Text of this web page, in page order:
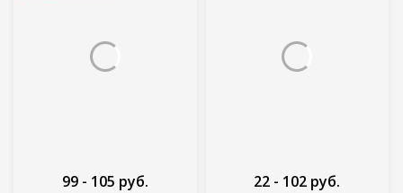
99 - 105 руб. 22 - 102 руб.